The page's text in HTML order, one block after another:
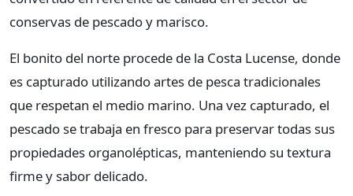
conservas de pescado y marisco.
El bonito del norte procede de la Costa Lucense, donde
es capturado utilizando artes de pesca tradicionales
que respetan el medio marino. Una vez capturado, el
pescado se trabaja en fresco para preservar todas sus
propiedades organolépticas, manteniendo su textura
firme y sabor delicado.